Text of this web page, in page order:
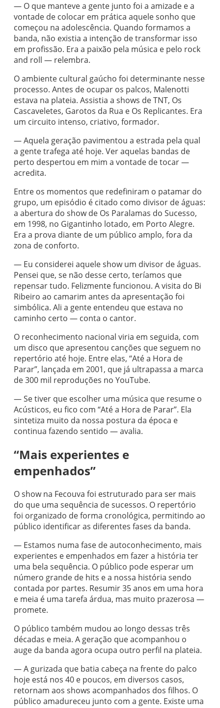
— O que manteve a gente junto foi a amizade e a
vontade de colocar em prática aquele sonho que
começou na adolescência. Quando formamos a
banda, não existia a intenção de transformar isso
em profissão. Era a paixão pela música e pelo rock
and roll — relembra.
O ambiente cultural gaúcho foi determinante nesse
processo. Antes de ocupar os palcos, Malenotti
estava na plateia. Assistia a shows de TNT, Os
Cascaveletes, Garotos da Rua e Os Replicantes. Era
um circuito intenso, criativo, formador.
— Aquela geração pavimentou a estrada pela qual
a gente trafega até hoje. Ver aquelas bandas de
perto despertou em mim a vontade de tocar —
acredita.
Entre os momentos que redefiniram o patamar do
grupo, um episódio é citado como divisor de águas:
a abertura do show de Os Paralamas do Sucesso,
em 1998, no Gigantinho lotado, em Porto Alegre.
Era a prova diante de um público amplo, fora da
zona de conforto.
— Eu considerei aquele show um divisor de águas.
Pensei que, se não desse certo, teríamos que
repensar tudo. Felizmente funcionou. A visita do Bi
Ribeiro ao camarim antes da apresentação foi
simbólica. Ali a gente entendeu que estava no
caminho certo — conta o cantor.
O reconhecimento nacional viria em seguida, com
um disco que apresentou canções que seguem no
repertório até hoje. Entre elas, “Até a Hora de
Parar”, lançada em 2001, que já ultrapassa a marca
de 300 mil reproduções no YouTube.
— Se tiver que escolher uma música que resume o
Acústicos, eu fico com “Até a Hora de Parar”. Ela
sintetiza muito da nossa postura da época e
continua fazendo sentido — avalia.
“Mais experientes e
empenhados”
O show na Fecouva foi estruturado para ser mais
do que uma sequência de sucessos. O repertório
foi organizado de forma cronológica, permitindo ao
público identificar as diferentes fases da banda.
— Estamos numa fase de autoconhecimento, mais
experientes e empenhados em fazer a história ter
uma bela sequência. O público pode esperar um
número grande de hits e a nossa história sendo
contada por partes. Resumir 35 anos em uma hora
e meia é uma tarefa árdua, mas muito prazerosa —
promete.
O público também mudou ao longo dessas três
décadas e meia. A geração que acompanhou o
auge da banda agora ocupa outro perfil na plateia.
— A gurizada que batia cabeça na frente do palco
hoje está nos 40 e poucos, em diversos casos,
retornam aos shows acompanhados dos filhos. O
público amadureceu junto com a gente. Existe uma